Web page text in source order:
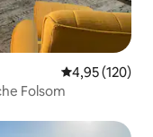
Gemiddelde
4,95 (120)
Folsom